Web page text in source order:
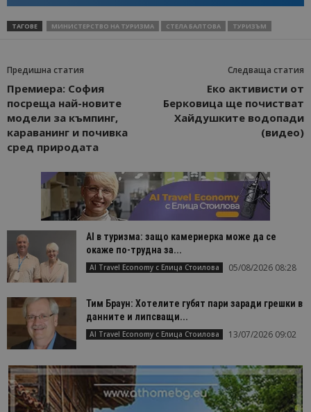
ТАГОВЕ МИНИСТЕРСТВО НА ТУРИЗМА СТЕЛА БАЛТОВА ТУРИЗЪМ
Предишна статия
Премиера: София
посреща най-новите
модели за къмпинг,
караванинг и почивка
сред природата
Следваща статия
Еко активисти от
Берковица ще почистват
Хайдушките водопади
(видео)
AI в туризма: защо камериерка може да се
окаже по-трудна за...
AI Travel Economy с Елица Стоилова 05/08/2026 08:28
Тим Браун: Хотелите губят пари заради грешки в
данните и липсващи...
AI Travel Economy с Елица Стоилова 13/07/2026 09:02